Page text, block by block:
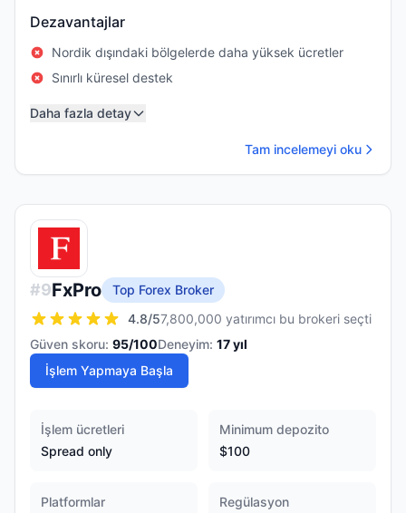
Dezavantajlar
Nordik dışındaki bölgelerde daha yüksek ücretler
Sınırlı küresel destek
Daha fazla detay
Tam incelemeyi oku
#9FxPro
Top Forex Broker
4.8/57,800,000 yatırımcı bu brokeri seçti
Güven skoru: 95/100Deneyim: 17yıl
İşlem Yapmaya Başla
İşlem ücretleri
Spread only
Minimum depozito
$100
Platformlar
Regülasyon